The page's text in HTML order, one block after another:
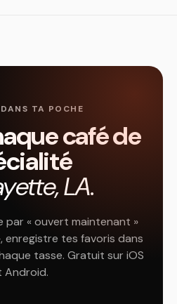
TA POCHE
café de
LA.
par « ouvert maintenant »
enregistre tes favoris dans
tasse. Gratuit sur iOS
Android.